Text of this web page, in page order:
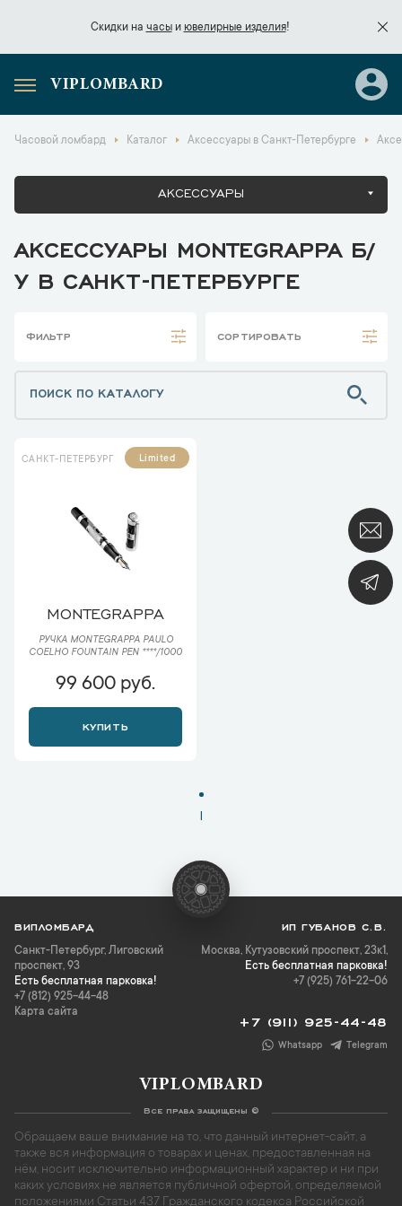
Скидки на часыи ювелирные изделия!
Скидки начасы
VIPLOMBARD
Часовой ломбард Каталог Аксессуары в Санкт-Петербурге
АКСЕССУАРЫ
АКСЕССУАРЫ MONTEGRAPPA Б/
У В САНКТ-ПЕТЕРБУРГЕ
ФИЛЬТР СОРТИРОВАТЬ
САНКТ-ПЕТЕРБУРГ Limited
MONTEGRAPPA
РУЧКА MONTEGRAPPA PAULO
COELHO FOUNTAIN PEN ****/1000
99 600 руб.
КУПИТЬ
1
ВИПЛОМБАРД
Санкт-Петербург, Лиговский
проспект, 93
Есть бесплатная парковка!
+7 (812) 925-44-48
Карта сайта
ИП ГУБАНОВ С.В.
Москва, Кутузовский проспект, 23к1,
Есть бесплатная парковка!
+7 (925) 761-22-06
+7 (911) 925-44-48
Whatsapp Telegram
VIPLOMBARD
Все права защищены ©
Обращаем ваше внимание на то, что данный интернет-сайт, а
также вся информация о товарах и ценах, предоставленная на
нём, носит исключительно информационный характер и ни при
каких условиях не является публичной офертой, определяемой
положениями Статьи 437 Гражданского кодекса Российской